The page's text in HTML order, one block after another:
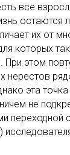
все
остаются
их от
которых
При этом
нерестов
эта точка
не
переходной